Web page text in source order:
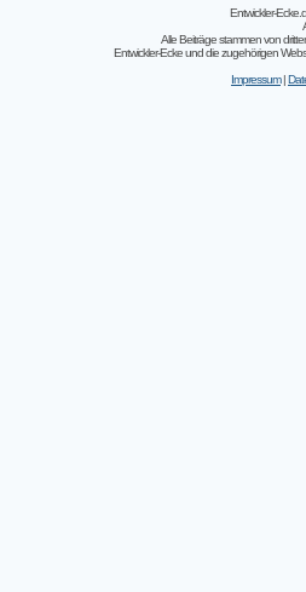
Entwickler-
Alle Beiträge stammen von
Entwickler-Ecke und die zugehörigen
Impressum|